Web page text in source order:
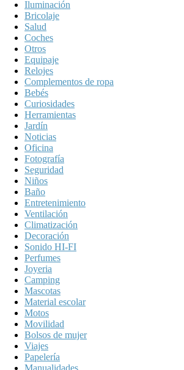
Iluminación
Bricolaje
Salud
Coches
Otros
Equipaje
Relojes
Complementos de ropa
Bebés
Curiosidades
Herramientas
Jardín
Noticias
Oficina
Fotografía
Seguridad
Niños
Baño
Entretenimiento
Ventilación
Climatización
Decoración
Sonido HI-FI
Perfumes
Joyeria
Camping
Mascotas
Material escolar
Motos
Movilidad
Bolsos de mujer
Viajes
Papelería